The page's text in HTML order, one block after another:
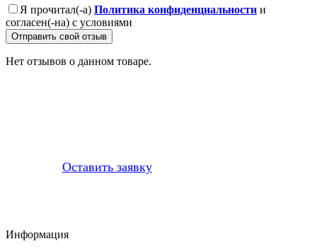
Я прочитал(-а) Политика конфиденциальности и
согласен(-на) с условиями
Отправить свой отзыв
Нет отзывов о данном товаре.
Оставить заявку
Информация